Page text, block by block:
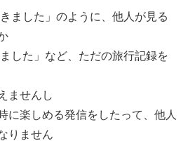
ました」のように、他人が見る
した」など、ただの旅行記録を
ませんし
に楽しめる発信をしたって、他人
りません